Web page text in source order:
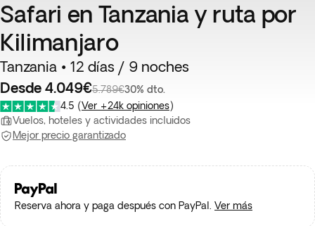
Safari en Tanzania y ruta por
Kilimanjaro
Tanzania • 12 días / 9 noches
Desde 4.049€5.789€30% dto.
4.5 (Ver +24k opiniones)
Vuelos, hoteles y actividades incluidos
Mejor precio garantizado
Reserva ahora y paga después con PayPal. Ver más